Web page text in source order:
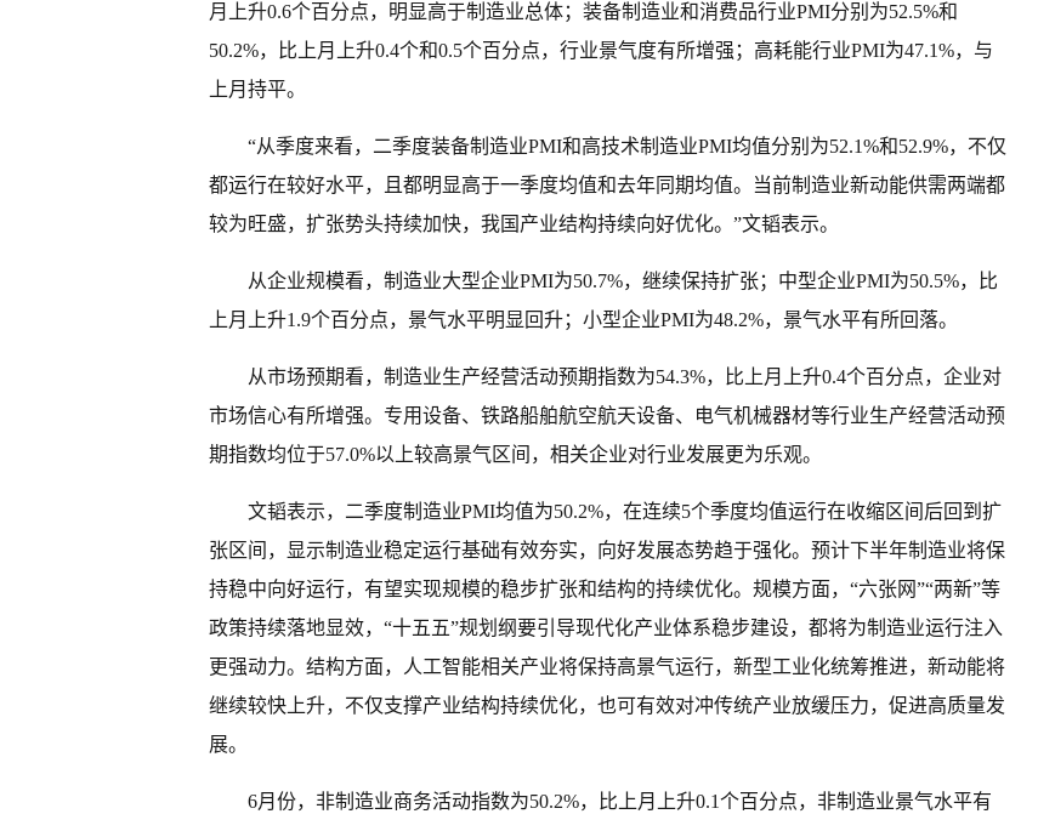
月上升0.6个百分点，明显高于制造业总体；装备制造业和消费品行业PMI分别为52.5%和
50.2%，比上月上升0.4个和0.5个百分点，行业景气度有所增强；高耗能行业PMI为47.1%，与
上月持平。
“从季度来看，二季度装备制造业PMI和高技术制造业PMI均值分别为52.1%和52.9%，不仅
都运行在较好水平，且都明显高于一季度均值和去年同期均值。当前制造业新动能供需两端都
较为旺盛，扩张势头持续加快，我国产业结构持续向好优化。”文韬表示。
从企业规模看，制造业大型企业PMI为50.7%，继续保持扩张；中型企业PMI为50.5%，比
上月上升1.9个百分点，景气水平明显回升；小型企业PMI为48.2%，景气水平有所回落。
从市场预期看，制造业生产经营活动预期指数为54.3%，比上月上升0.4个百分点，企业对
市场信心有所增强。专用设备、铁路船舶航空航天设备、电气机械器材等行业生产经营活动预
期指数均位于57.0%以上较高景气区间，相关企业对行业发展更为乐观。
文韬表示，二季度制造业PMI均值为50.2%，在连续5个季度均值运行在收缩区间后回到扩
张区间，显示制造业稳定运行基础有效夯实，向好发展态势趋于强化。预计下半年制造业将保
持稳中向好运行，有望实现规模的稳步扩张和结构的持续优化。规模方面，“六张网”“两新”等
政策持续落地显效，“十五五”规划纲要引导现代化产业体系稳步建设，都将为制造业运行注入
更强动力。结构方面，人工智能相关产业将保持高景气运行，新型工业化统筹推进，新动能将
继续较快上升，不仅支撑产业结构持续优化，也可有效对冲传统产业放缓压力，促进高质量发
展。
6月份，非制造业商务活动指数为50.2%，比上月上升0.1个百分点，非制造业景气水平有